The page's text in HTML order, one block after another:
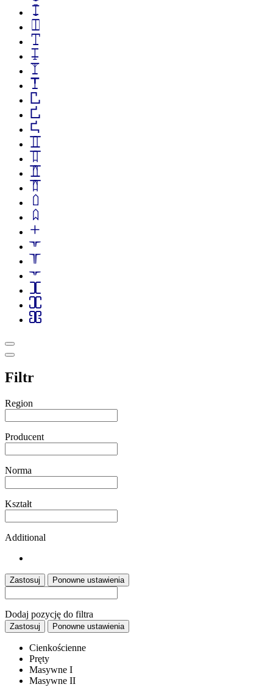
Filtr
Region
Producent
Norma
Kształt
Additional
Zastosuj Ponowne ustawienia
Dodaj pozycję do filtra
Zastosuj Ponowne ustawienia
Cienkościenne
Pręty
Masywne I
Masywne II